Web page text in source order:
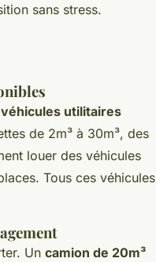
sans stress.
utilitaires
de 2m³ à 30m³, des
louer des véhicules
Tous ces véhicules
Un camion de 20m³